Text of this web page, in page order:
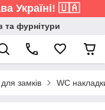
Україні! 🇺🇦
та фурнітури
замків WC